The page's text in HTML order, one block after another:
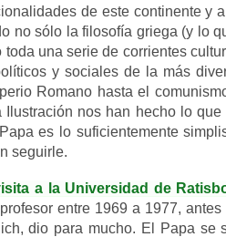
de este continente y
no sólo la filosofía griega (y lo
una serie de corrientes
y sociales de la más
Romano hasta el
Ilustración nos han hecho lo que
es lo suficientemente
seguirle.
a la Universidad de
entre 1969 a 1977,
dio para mucho. El Papa se